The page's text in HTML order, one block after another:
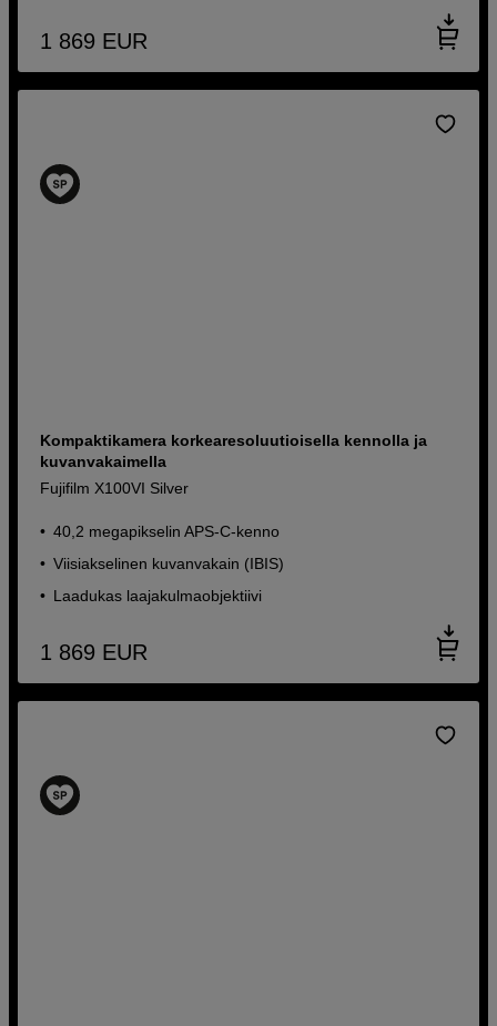
1 869 EUR
Kompaktikamera korkearesoluutioisella kennolla ja
kuvanvakaimella
Fujifilm X100VI Silver
40,2 megapikselin APS-C-kenno
Viisiakselinen kuvanvakain (IBIS)
Laadukas laajakulmaobjektiivi
1 869 EUR